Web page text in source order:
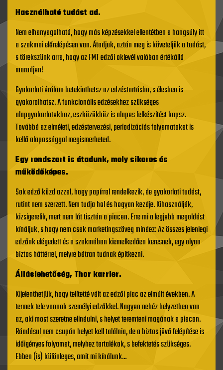
Használható tudást ad.
Nem elhanyagolható, hogy más képzésekkel ellentétben a hangsúly itt
a szakmai előrelépésen van. Átadjuk, aztán meg is követeljük a tudást,
s törekszünk arra, hogy az FMT edzői oklevél valóban értékálló
maradjon!
Gyakorlati órákon betekinthetsz az edzéstartásba, s élesben is
gyakorolhatsz. A funkcionális edzésekhez szükséges
alapgyakorlatokhoz, eszközökhöz is alapos felkészítést kapsz.
Továbbá az elméleti, edzéstervezési, periodizációs folyamatokat is
kellő alapossággal megismerheted.
Egy rendszert is átadunk, mely sikeres és
működőképes.
Sok edző küzd azzal, hogy papírral rendelkezik, de gyakorlati tudást,
rutint nem szerzett. Nem tudja hol és hogyan kezdje. Kihasználják,
kizsigerelik, mert nem lát tisztán a piacon. Erre mi a legjobb megoldást
kínáljuk, s hogy nem csak marketingszöveg mindez: Az összes jelenlegi
edzőnk elégedett és a szakmában kiemelkedően keresnek, egy olyan
biztos háttérrel, melyre bátran tudnak építkezni.
Álláslehetőség, Thor karrier.
Kijelenthetjük, hogy telítetté vált az edzői piac az elmúlt években. A
termek tele vannak személyi edzőkkel. Nagyon nehéz helyzetben van
az, aki most szeretne elindulni, s helyet teremteni magának a piacon.
Ráadásul nem csupán helyet kell találnia, de a biztos jövő felépítése is
időigényes folyamat, melyhez tartalékok, s befektetés szükséges.
Ebben (is) különleges, amit mi kínálunk…